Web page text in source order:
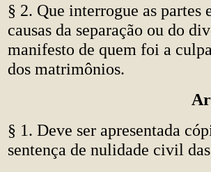
§ 2. Que interrogue as partes
causas da separação ou do
manifesto de quem foi a
dos matrimônios.
§ 1. Deve ser apresentada
sentença de nulidade civil